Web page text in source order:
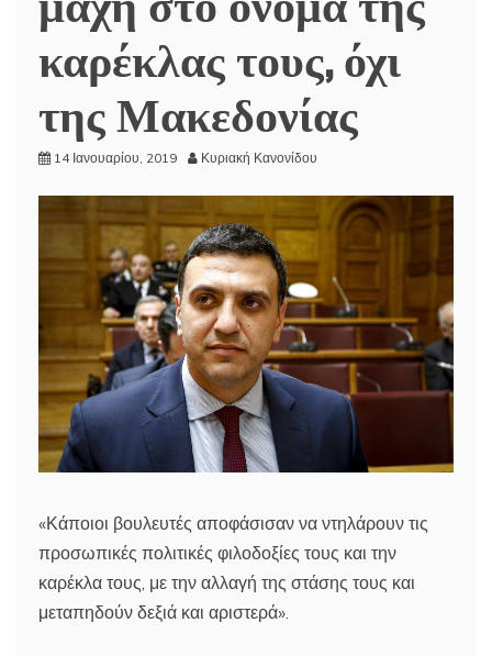
καρέκλας τους, όχι
της Μακεδονίας
14 Ιανουαρίου, 2019 Κυριακή Κανονίδου
«Κάποιοι βουλευτές αποφάσισαν να ντηλάρουν τις
προσωπικές πολιτικές φιλοδοξίες τους και την
καρέκλα τους, με την αλλαγή της στάσης τους και
μεταπηδούν δεξιά και αριστερά».